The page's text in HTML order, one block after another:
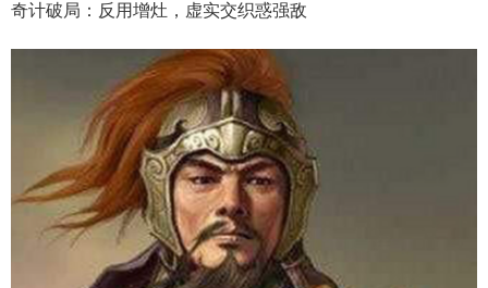
奇计破局：反用增灶，虚实交织惑强敌